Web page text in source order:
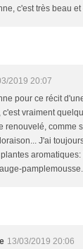
c'est très beau
2019 20:07
pour ce récit
c'est vraiment
renouvelé, comme
J'ai
13/03/2019 20:06